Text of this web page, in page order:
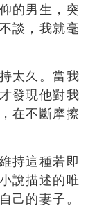
的男生，突
談，我就毫
太久。當我
發現他對我
在不斷摩擦
持這種若即
說描述的唯
己的妻子。